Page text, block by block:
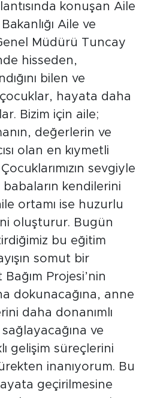
konuşan Aile
Aile ve
Müdürü Tuncay
hisseden,
bilen ve
hayata daha
Bizim için aile;
değerlerin ve
olan en kıymetli
sevgiyle
kendilerini
ortamı ise huzurlu
oluşturur. Bugün
bu eğitim
somut bir
Projesi’nin
dokunacağına, anne
daha donanımlı
ve
gelişim süreçlerini
inanıyorum. Bu
geçirilmesine